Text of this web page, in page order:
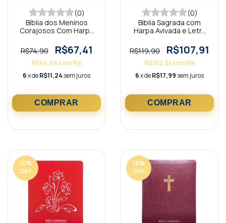
(0)
Bíblia dos Meninos
Corajosos Com Harpa
R$74,90
R$67,41
R$64,04 comPix
6x deR$11,24 sem juros
(0)
Bíblia Sagrada com
Harpa Avivada e Letra
Flores Branca
R$119,90 R$107,91
R$102,51 com Pix
6x deR$17,99 sem juros
10%
OFF
10%
OFF